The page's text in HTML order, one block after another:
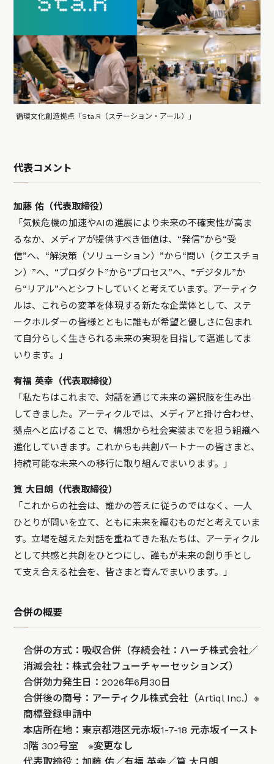
循環文化創造拠点「Sta.R（ステーション・アール）」
代表コメント
加藤 佑（代表取締役）
「気候危機の加速やAIの進展により未来の不確実性が高ま
るなか、メディアが提供すべき価値は、“発信”から“受
信”へ、“解決策（ソリューション）”から“問い（クエスチョ
ン）”へ、“プロダクト”から“プロセス”へ、“デジタル”か
ら“リアル”へとシフトしていくと考えています。アーティク
ルは、これらの変革を体現する新たな企業体として、ステ
ークホルダーの皆様とともに誰もが希望と優しさに包まれ
て自分らしく生きられる未来の実現を目指して邁進してま
いります。」
有福 英幸（代表取締役）
「私たちはこれまで、対話を通じて未来の選択肢を生み出
してきました。アーティクルでは、メディアと掛け合わせ、
拠点へと広げることで、構想から社会実装までを担う組織へ
進化していきます。これからも共創パートナーの皆さまと、
持続可能な未来への移行に取り組んでまいります。」
筧 大日朗（代表取締役）
「これからの社会は、誰かの答えに従うのではなく、一人
ひとりが問いを立て、ともに未来を編むものだと考えていま
す。立場を越えた対話を重ねてきた私たちは、アーティクル
として共感と共創をひとつにし、誰もが未来の創り手とし
て支え合える社会を、皆さまと育んでまいります。」
合併の概要
合併の方式：吸収合併（存続会社：ハーチ株式会社／
消滅会社：株式会社フューチャーセッションズ）
合併効力発生日：2026年6月30日
合併後の商号：アーティクル株式会社（Artiql Inc.）※
商標登録申請中
本店所在地：東京都港区元赤坂1-7-18 元赤坂イースト
3階 302号室 ※変更なし